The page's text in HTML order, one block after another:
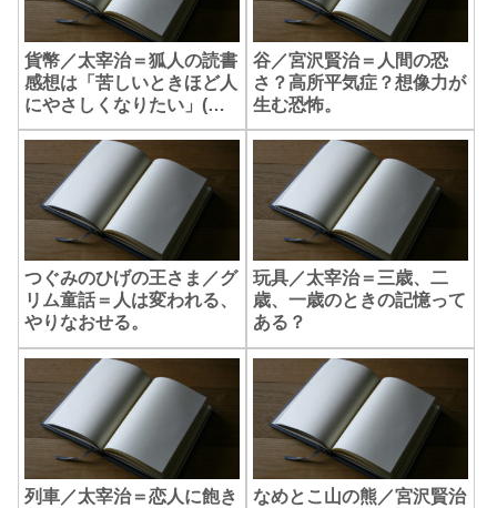
貨幣／太宰治＝狐人の読書
感想は「苦しいときほど人
にやさしくなりたい」(百
円紙幣萌え?)
谷／宮沢賢治＝人間の恐
さ？高所平気症？想像力が
生む恐怖。
つぐみのひげの王さま／グ
リム童話＝人は変われる、
やりなおせる。
玩具／太宰治＝三歳、二
歳、一歳のときの記憶って
ある？
列車／太宰治＝恋人に飽き
なめとこ山の熊／宮沢賢治